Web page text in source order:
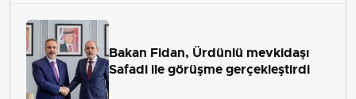
Bakan Fidan, Ürdünlü mevkidaşı
Safadi ile görüşme gerçekleştirdi